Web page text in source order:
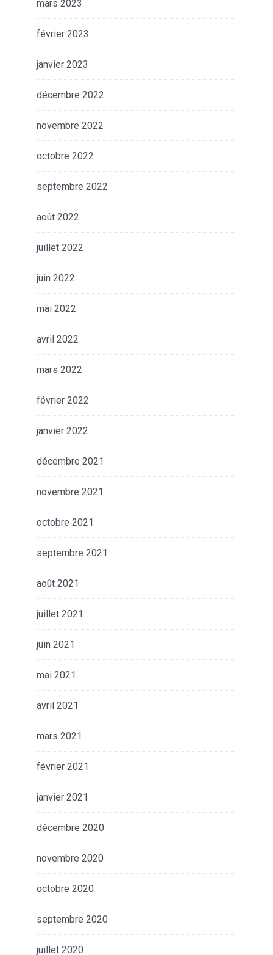
mars 2023
février 2023
janvier 2023
décembre 2022
novembre 2022
octobre 2022
septembre 2022
août 2022
juillet 2022
juin 2022
mai 2022
avril 2022
mars 2022
février 2022
janvier 2022
décembre 2021
novembre 2021
octobre 2021
septembre 2021
août 2021
juillet 2021
juin 2021
mai 2021
avril 2021
mars 2021
février 2021
janvier 2021
décembre 2020
novembre 2020
octobre 2020
septembre 2020
juillet 2020